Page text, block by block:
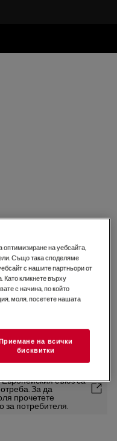
Европейския съюз са
За да
прочетете
за потребителя.
оптимизиране на уебсайта,
Също така споделяме
с нашите партньори от
Като кликнете върху
с начина, по който
моля, посетете нашата
на всички
бисквитки